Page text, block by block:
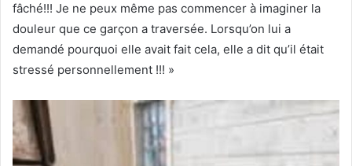
fâché!!! Je ne peux même pas commencer à imaginer la
douleur que ce garçon a traversée. Lorsqu’on lui a
demandé pourquoi elle avait fait cela, elle a dit qu’il était
stressé personnellement !!! »